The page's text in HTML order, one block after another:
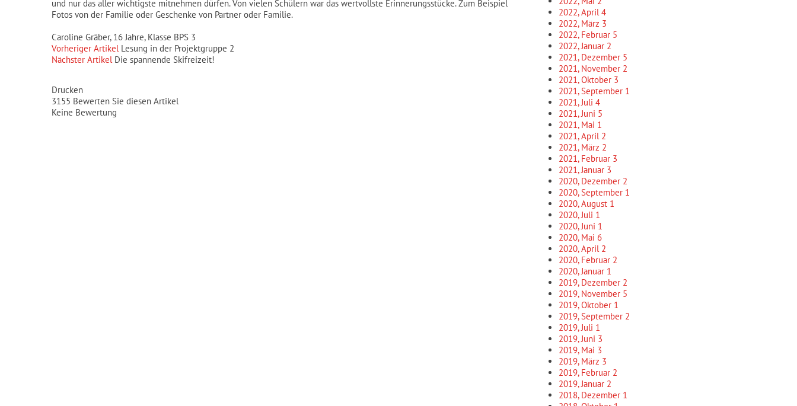
und nur das aller wichtigste mitnehmen dürfen. Von vielen Schülern war das wertvollste Erinnerungsstücke. Zum Beispiel
Fotos von der Familie oder Geschenke von Partner oder Familie.
Caroline Gräber, 16 Jahre, Klasse BPS 3
Vorheriger Artikel Lesung in der Projektgruppe 2
Nächster Artikel Die spannende Skifreizeit!
Drucken
3155 Bewerten Sie diesen Artikel
Keine Bewertung
2022, April4
2022, März 3
2022, Februar 5
2022, Januar 2
2021, Dezember 5
2021, November 2
2021, Oktober 3
2021, September 1
2021, Juli 4
2021, Juni 5
2021, Mai 1
2021, April 2
2021, März 2
2021, Februar 3
2021, Januar 3
2020, Dezember 2
2020, September 1
2020, August 1
2020, Juli 1
2020, Juni 1
2020, Mai 6
2020, April 2
2020, Februar 2
2020, Januar 1
2019, Dezember 2
2019, November 5
2019, Oktober 1
2019, September 2
2019, Juli 1
2019, Juni 3
2019, Mai 3
2019, März 3
2019, Februar 2
2019, Januar 2
2018, Dezember 1